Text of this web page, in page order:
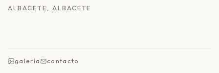
ALBACETE, ALBACETE
galería contacto